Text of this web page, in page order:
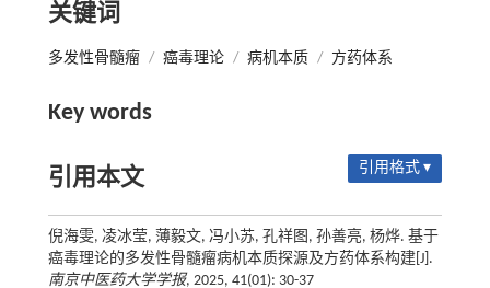
关键词
多发性骨髓瘤 / 癌毒理论 / 病机本质 / 方药体系
Key words
引用本文 引用格式 ▾
倪海雯, 凌冰莹, 薄毅文, 冯小苏, 孔祥图, 孙善亮, 杨烨. 基于
癌毒理论的多发性骨髓瘤病机本质探源及方药体系构建[J].
南京中医药大学学报, 2025, 41(01): 30-37